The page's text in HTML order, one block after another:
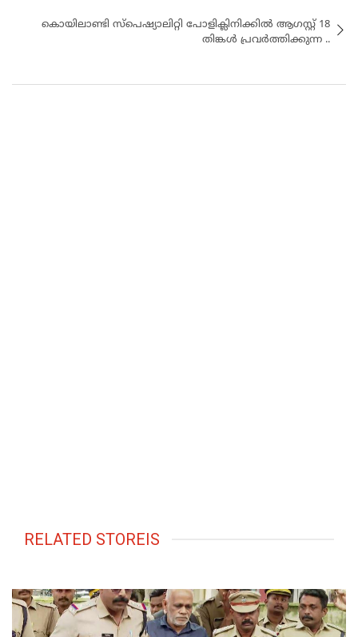
കൊയിലാണ്ടി സ്പെഷ്യാലിറ്റി പോളിക്ലിനിക്കിൽ ആഗസ്റ്റ് 18
തിങ്കൾ പ്രവർത്തിക്കുന്ന ..
RELATED STOREIS